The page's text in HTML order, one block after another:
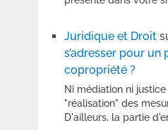
Juridique et Droit
s’adresser pour
copropriété ?
Ni médiation ni
"réalisation" des
D'ailleurs, la partie